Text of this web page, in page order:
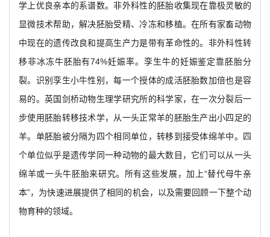
学上优良亲本的系谱数。非外科性的胚胎收集现在靠极灵敏的
显微技术帮助，解决胚胎受精、冷冻和移植。在所有家畜动物
中现在的遗传改良和提高生产力是带有革命性的。非外科性转
移非冰冻牛胚胎有74%妊娠率。孪生牛的妊娠鉴定靠胚胎分
裂。识别孪生小牛性别，每一个授体的成活胚胎数加倍也是容
易的。英国剑桥动物生理学研究所的科学家，在一次分裂后一
步使用胚胎转移技术学，从一头正常羊的胚胎生产出小四足的
羊。单胚胎被分隔为四个相同单位，转移到接受体绵羊中。四
个单位似乎是遗传学同一种动物的最大数目，它们可以从一头
绵羊或一头牛胚胎来研究。所有这些发展，加上“替代母牛亲
本”，为快速进展提供了相同的机会，以及需要回顾一下整个动
物育种的领域。